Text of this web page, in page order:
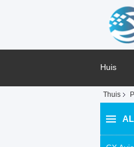
Huis
Blog
Thuis